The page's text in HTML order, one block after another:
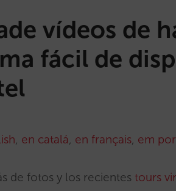
vídeos de
fácil de
, en catalá, en français, em
de fotos y los recientes tours